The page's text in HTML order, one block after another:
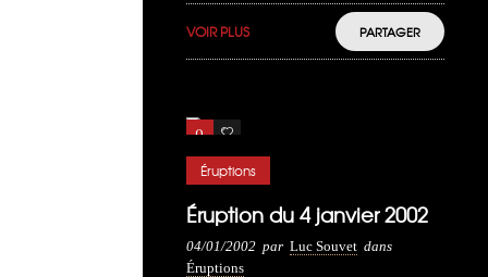
VOIR PLUS PARTAGER
0 4
Éruptions
Éruption du 4 janvier 2002
04/01/2002 par Luc Souvet dans
Éruptions